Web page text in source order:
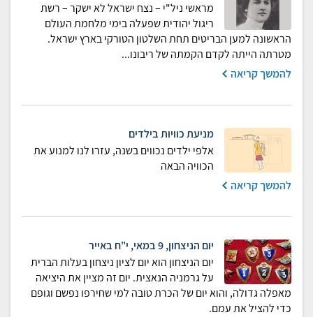
מראשי ניל"י – נצח ישראל לא ישקר – רשת
ריגול יהודית שפעלה בימי מלחמת העולם
הראשונה למען הבריטים תחת השלטון הטורקי בארץ ישראל.
מטרתה הייתה לקדם הקמתה של ריבונו...
להמשך קריאה
מניעת כוויות בילדים
אלפי ילדים נכווים בשנה, עזרו לנו למנוע את
הכוויה הבאה
להמשך קריאה
יום הניצחון, 9 במאי, י"ח באייר
יום הניצחון הוא יום לציון ניצחון בעלות הברית
על גרמניה הנאצית. יום זה מציין את היציאה
מאפלה גדולה, והוא יום של הכרת טובה למי שחירפו נפשם וגופם
כדי להציל את עמם.